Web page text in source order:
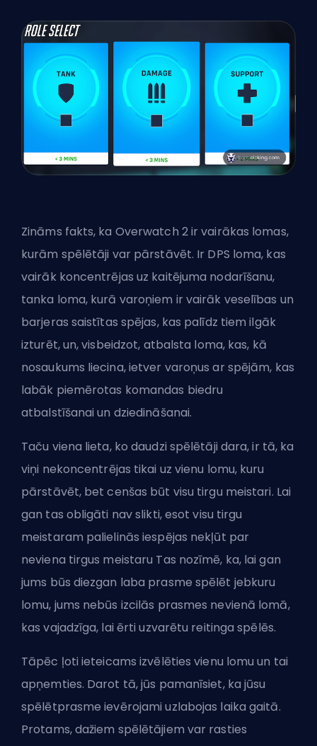
Zināms fakts, ka Overwatch 2 ir vairākas lomas,
kurām spēlētāji var pārstāvēt. Ir DPS loma, kas
vairāk koncentrējas uz kaitējuma nodarīšanu,
tanka loma, kurā varoņiem ir vairāk veselības un
barjeras saistītas spējas, kas palīdz tiem ilgāk
izturēt, un, visbeidzot, atbalsta loma, kas, kā
nosaukums liecina, ietver varoņus ar spējām, kas
labāk piemērotas komandas biedru
atbalstīšanai un dziedināšanai.
Taču viena lieta, ko daudzi spēlētāji dara, ir tā, ka
viņi nekoncentrējas tikai uz vienu lomu, kuru
pārstāvēt, bet cenšas būt visu tirgu meistari. Lai
gan tas obligāti nav slikti, esot visu tirgu
meistaram palielinās iespējas nekļūt par
neviena tirgus meistaru Tas nozīmē, ka, lai gan
jums būs diezgan laba prasme spēlēt jebkuru
lomu, jums nebūs izcilās prasmes nevienā lomā,
kas vajadzīga, lai ērti uzvarētu reitinga spēlēs.
Tāpēc ļoti ieteicams izvēlēties vienu lomu un tai
apņemties. Darot tā, jūs pamanīsiet, ka jūsu
spēlētprasme ievērojami uzlabojas laika gaitā.
Protams, dažiem spēlētājiem var rasties